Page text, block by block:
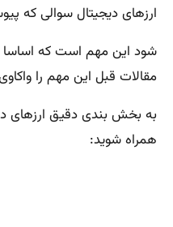
ارزهای دیجیتال سوالی که
شود این مهم است که اساسا
مقالات قبل این مهم را
به بخش بندی دقیق ارزهای
همراه شوید: